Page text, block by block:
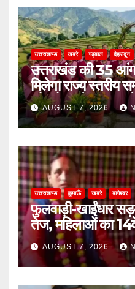
उत्तराखण्ड खबरे गढ़वाल देहरादून
उत्तराखंड की 35
मिलेगा राज्य स्तरीय
और पोषण में उत्कृष्ट
AUGUST 7, 2026
उत्तराखण्ड कुमाऊँ खबरे बागेश्वर
फुलवाड़ी-खाईंधार
तेज, महिलाओं का 14वें
अनशन
AUGUST 7, 2026